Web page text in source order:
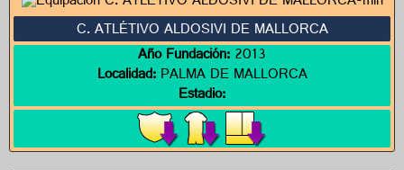
C. ATLÉTIVO ALDOSIVI DE MALLORCA
Año Fundación:2013
Localidad:PALMA DE MALLORCA
Estadio: